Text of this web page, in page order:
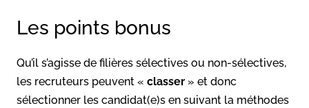
Les points bonus
Qu’il s’agisse de filières sélectives ou non-sélectives,
les recruteurs peuvent « classer » et donc
sélectionner les candidat(e)s en suivant la méthodes